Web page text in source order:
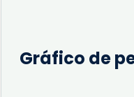
Gráfico de